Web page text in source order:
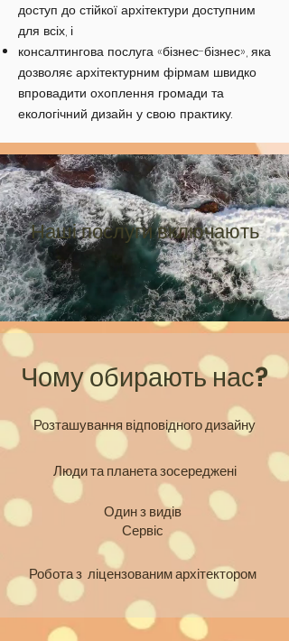
доступ до стійкої архітектури доступним
для всіх, і
консалтингова послуга «бізнес-бізнес», яка
дозволяє архітектурним фірмам швидко
впровадити охоплення громади та
екологічний дизайн у свою практику.
Наші послуги включають
Чому обирають нас?
Розташування відповідного дизайну
Люди та планета зосереджені
Один з видів
Сервіс
Робота з ліцензованим архітектором